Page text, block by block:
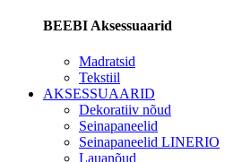
BEEBI Aksessuaarid
Madratsid
Tekstiil
AKSESSUAARID
Dekoratiiv nõud
Seinapaneelid
Seinapaneelid LINERIO
Lauanõud